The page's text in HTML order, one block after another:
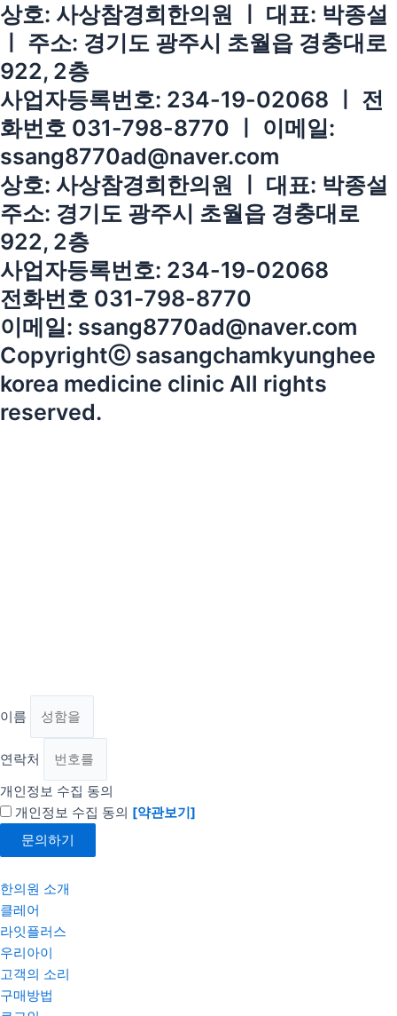
상호: 사상참경희한의원 ㅣ 대표: 박종설
ㅣ 주소: 경기도 광주시 초월읍 경충대로
922, 2층
사업자등록번호: 234-19-02068 ㅣ 전
화번호 031-798-8770 ㅣ 이메일:
ssang8770ad@naver.com
상호: 사상참경희한의원 ㅣ 대표: 박종설
주소: 경기도 광주시 초월읍 경충대로
922, 2층
사업자등록번호: 234-19-02068
전화번호 031-798-8770
이메일: ssang8770ad@naver.com
Copyrightⓒ sasangchamkyunghee
korea medicine clinic All rights
reserved.
이름
연락처
개인정보 수집 동의
개인정보 수집 동의 [약관보기]
문의하기
한의원 소개
클레어
라잇플러스
우리아이
고객의 소리
구매방법